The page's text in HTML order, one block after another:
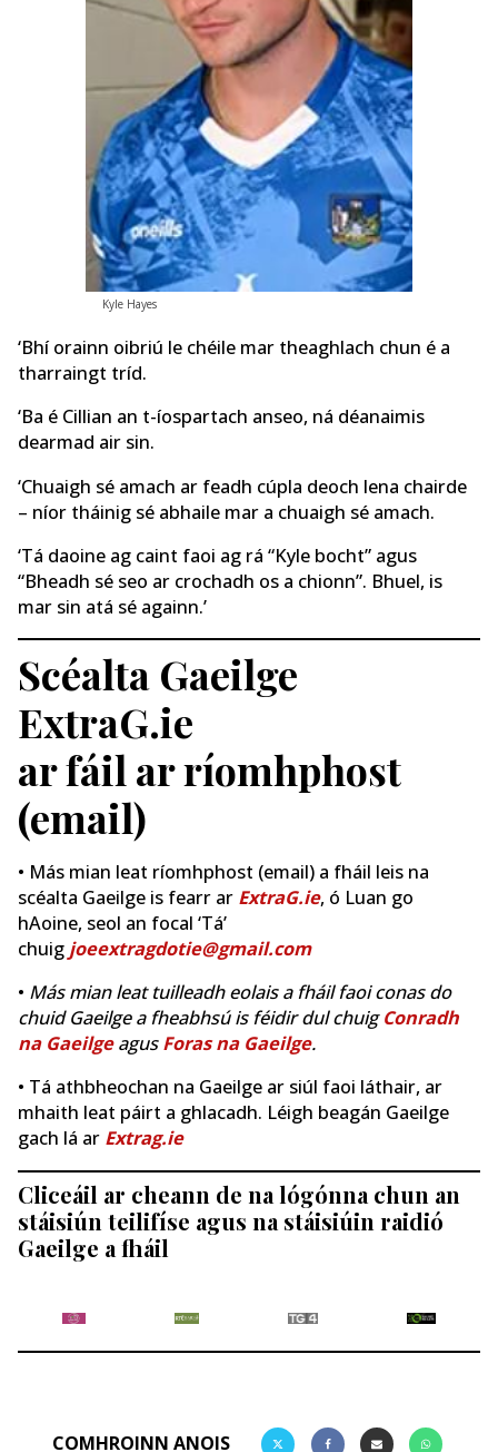
Kyle Hayes
‘Bhí orainn oibriú le chéile mar theaghlach chun é a
tharraingt tríd.
‘Ba é Cillian an t-íospartach anseo, ná déanaimis
dearmad air sin.
‘Chuaigh sé amach ar feadh cúpla deoch lena chairde
– níor tháinig sé abhaile mar a chuaigh sé amach.
‘Tá daoine ag caint faoi ag rá “Kyle bocht” agus
“Bheadh sé seo ar crochadh os a chionn”. Bhuel, is
mar sin atá sé againn.’
Scéalta Gaeilge
ExtraG.ie
ar fáil ar ríomhphost
(email)
• Más mian leat ríomhphost (email) a fháil leis na
scéalta Gaeilge is fearr ar ExtraG.ie, ó Luan go
hAoine, seol an focal ‘Tá’
chuig joeextragdotie@gmail.com
• Más mian leat tuilleadh eolais a fháil faoi conas do
chuid Gaeilge a fheabhsú is féidir dul chuigConradh
na GaeilgeagusForas na Gaeilge.
• Tá athbheochan na Gaeilge ar siúl faoi láthair, ar
mhaith leat páirt a ghlacadh. Léigh beagán Gaeilge
gach lá ar Extrag.ie
Cliceáil ar cheann de na lógónna chun an
stáisiún teilifíse agus na stáisiúin raidió
Gaeilge a fháil
COMHROINN ANOIS